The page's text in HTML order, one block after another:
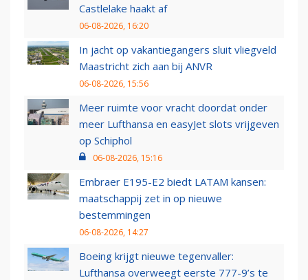
Castlelake haakt af
06-08-2026, 16:20
In jacht op vakantiegangers sluit vliegveld
Maastricht zich aan bij ANVR
06-08-2026, 15:56
Meer ruimte voor vracht doordat onder
meer Lufthansa en easyJet slots vrijgeven
op Schiphol
06-08-2026, 15:16
Embraer E195-E2 biedt LATAM kansen:
maatschappij zet in op nieuwe
bestemmingen
06-08-2026, 14:27
Boeing krijgt nieuwe tegenvaller:
Lufthansa overweegt eerste 777-9’s te